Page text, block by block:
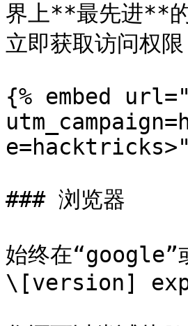
界上**最先进**
立即获取访问权限
{% embed
### 浏览器
始终在
\[version]